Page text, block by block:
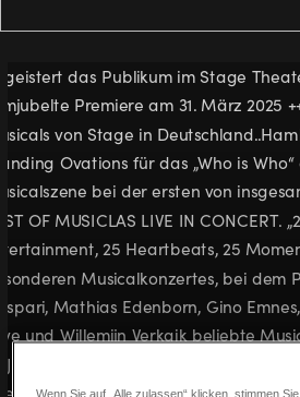
Wenn Sie auf „Alle zulassen“ klicken, stimmen